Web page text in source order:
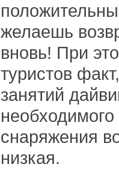
желаешь
вновь! При
туристов
занятий
снаряжения
низкая.